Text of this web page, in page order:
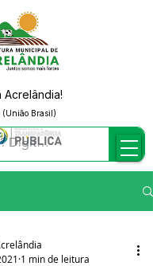
(União Brasil)
Acrelândia!
1 min de leitura